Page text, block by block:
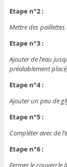
Etape n°2 :
Mettre des
Etape n°3 :
Ajouter de l’eau
préalablement
Etape n°4 :
Ajouter un peu de
Etape n°5 :
Compléter avec de
Etape n°6 :
Fermer le couvercle